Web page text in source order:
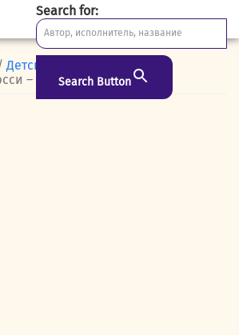
Search for:
Search Button
Детская
– неуловимый друг